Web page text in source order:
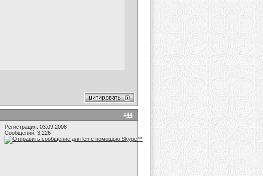
#44
Регистрация: 03.09.2008
Сообщений: 3,226